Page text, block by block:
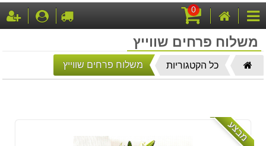
קטגוריותהבית
עגלת
קניות
0 לקופה
משלוח פרחים שווייץ
דף
הבית
כל הקטגוריות משלוח פרחים שווייץ
מבצע